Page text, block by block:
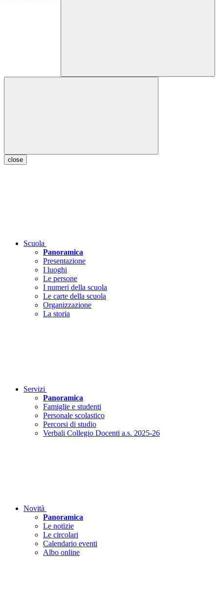
close
Scuola
Panoramica
Presentazione
I luoghi
Le persone
I numeri della scuola
Le carte della scuola
Organizzazione
La storia
Servizi
Panoramica
Famiglie e studenti
Personale scolastico
Percorsi di studio
Verbali Collegio Docenti a.s. 2025-26
Novità
Panoramica
Le notizie
Le circolari
Calendario eventi
Albo online